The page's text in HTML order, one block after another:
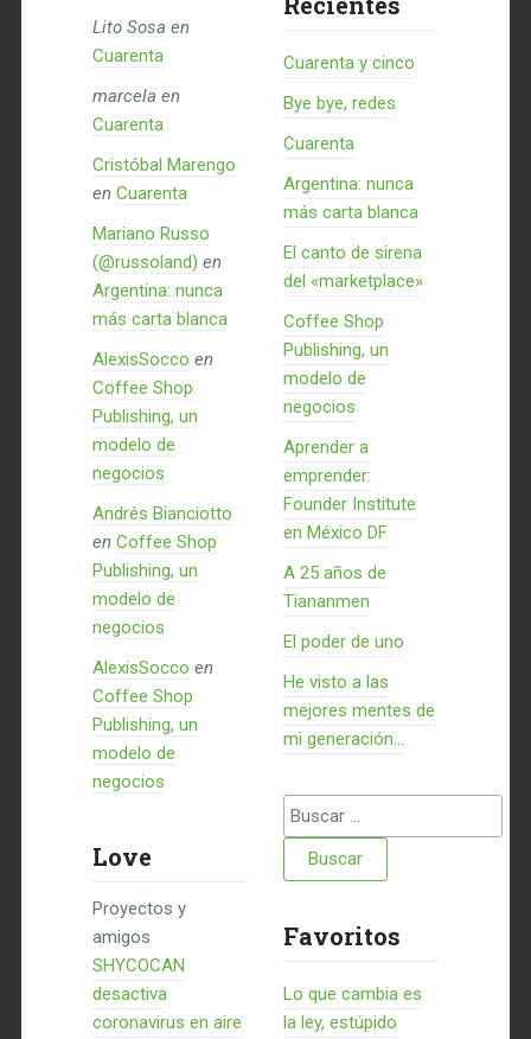
Lito Sosa en
Cuarenta
marcela en
Cuarenta
Cristóbal Marengo
en Cuarenta
Mariano Russo
(@russoland) en
Argentina: nunca
más carta blanca
AlexisSocco en
Coffee Shop
Publishing, un
modelo de
negocios
Andrés Bianciotto
en Coffee Shop
Publishing, un
modelo de
negocios
AlexisSocco en
Coffee Shop
Publishing, un
modelo de
negocios
Love
Proyectos y
amigos
SHYCOCAN
desactiva
coronavirus en aire
Cuarenta y cinco
Bye bye, redes
Cuarenta
Argentina: nunca
más carta blanca
El canto de sirena
del «marketplace»
Coffee Shop
Publishing, un
modelo de
negocios
Aprender a
emprender:
Founder Institute
en México DF
A 25 años de
Tiananmen
El poder de uno
He visto a las
mejores mentes de
mi generación…
Buscar:
Favoritos
Lo que cambia es
la ley, estúpido